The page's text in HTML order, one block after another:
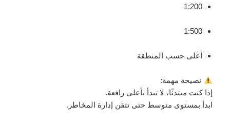
1:200
1:500
أعلى حسب المنطقة
نصيحة مهمة:
إذا كنت مبتدئًا، لا تبدأ بأعلى رافعة.
ابدأ بمستوى متوسط حتى تتقن إدارة المخاطر.